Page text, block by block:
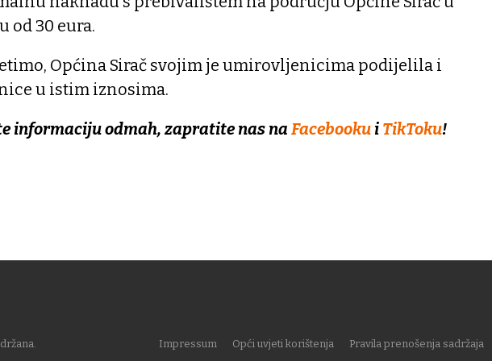
od 30 eura.
Općina Sirač svojim je umirovljenicima podijelila i
u istim iznosima.
informaciju odmah, zapratite nas na Facebooku i TikToku!
Impressum Opći uvjeti korištenja Pravila prenošenja sadržaja